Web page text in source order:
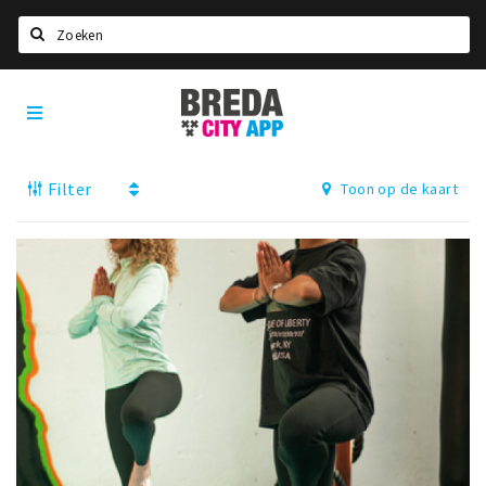
Home
Deals
Nieuws, interviews & blogs
Eten
Drinken
Slapen
Recreatief
Winkels
Breda
City
App
Filter Toon op de kaart